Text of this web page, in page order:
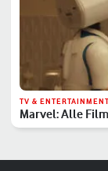
TV &
Marvel: Alle
Reihenfolge